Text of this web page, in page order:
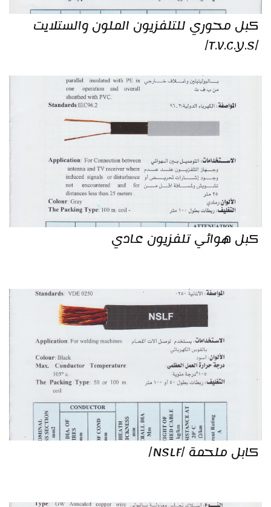
كبل محوري للتلفزيون الملون والستلايت
/T.V.C.Y.S/
كبل هوائي تلفزيون عادي
كابل ملحمة /NSLF/